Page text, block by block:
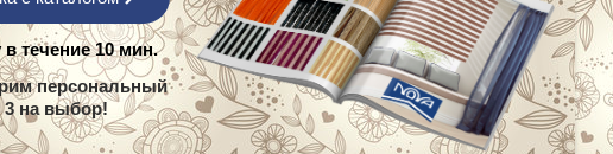
течение 10 мин.
персональный
3 на выбор!